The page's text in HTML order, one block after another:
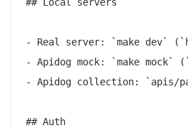
- Real server: `make dev`
- Apidog mock: `make
- Apidog collection: `apis/
## Auth